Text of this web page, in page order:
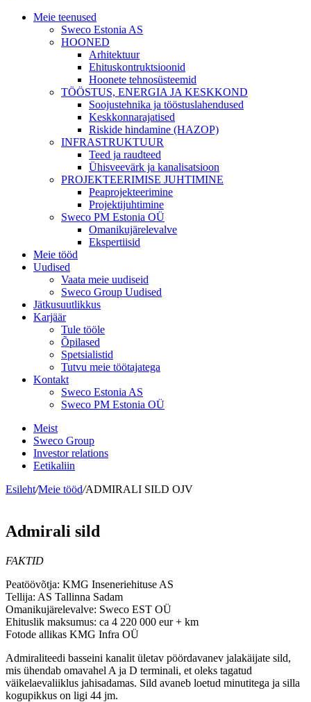
Meie teenused
Sweco Estonia AS
HOONED
Arhitektuur
Ehituskontruktsioonid
Hoonete tehnosüsteemid
TÖÖSTUS, ENERGIA JA KESKKOND
Soojustehnika ja tööstuslahendused
Keskkonnarajatised
Riskide hindamine (HAZOP)
INFRASTRUKTUUR
Teed ja raudteed
Ühisveevärk ja kanalisatsioon
PROJEKTEERIMISE JUHTIMINE
Peaprojekteerimine
Projektijuhtimine
Sweco PM Estonia OÜ
Omanikujärelevalve
Ekspertiisid
Meie tööd
Uudised
Vaata meie uudiseid
Sweco Group Uudised
Jätkusuutlikkus
Karjäär
Tule tööle
Õpilased
Spetsialistid
Tutvu meie töötajatega
Kontakt
Sweco Estonia AS
Sweco PM Estonia OÜ
Meist
Sweco Group
Investor relations
Eetikaliin
Esileht/Meie tööd/ADMIRALI SILD OJV
Admirali sild
FAKTID
Peatöövõtja: KMG Inseneriehituse AS
Tellija: AS Tallinna Sadam
Omanikujärelevalve: Sweco EST OÜ
Ehituslik maksumus: ca 4 220 000 eur + km
Fotode allikas KMG Infra OÜ
Admiraliteedi basseini kanalit ületav pöördavanev jalakäijate sild,
mis ühendab omavahel A ja D terminali, et oleks tagatud
väikelaevaliiklus jahisadamas. Sild avaneb loetud minutitega ja silla
kogupikkus on ligi 44 jm.